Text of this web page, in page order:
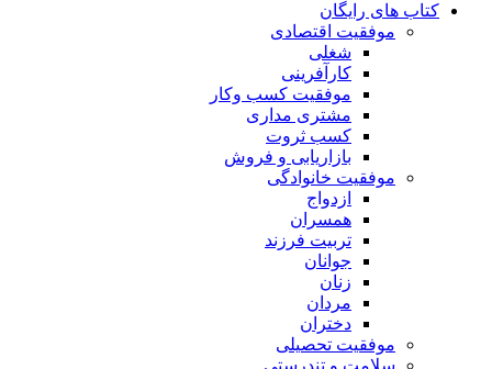
کتاب های رایگان
موفقیت اقتصادی
شغلی
کارآفرینی
موفقیت کسب وکار
مشتری مداری
کسب ثروت
بازاریابی و فروش
موفقیت خانوادگی
ازدواج
همسران
تربیت فرزند
جوانان
زنان
مردان
دختران
موفقیت تحصیلی